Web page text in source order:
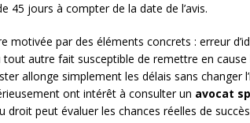
45 jours à compter de la date de l’avis.
motivée par des éléments concrets : erreur
autre fait susceptible de remettre en cause
allonge simplement les délais sans changer
ont intérêt à consulter un avocat
droit peut évaluer les chances réelles de